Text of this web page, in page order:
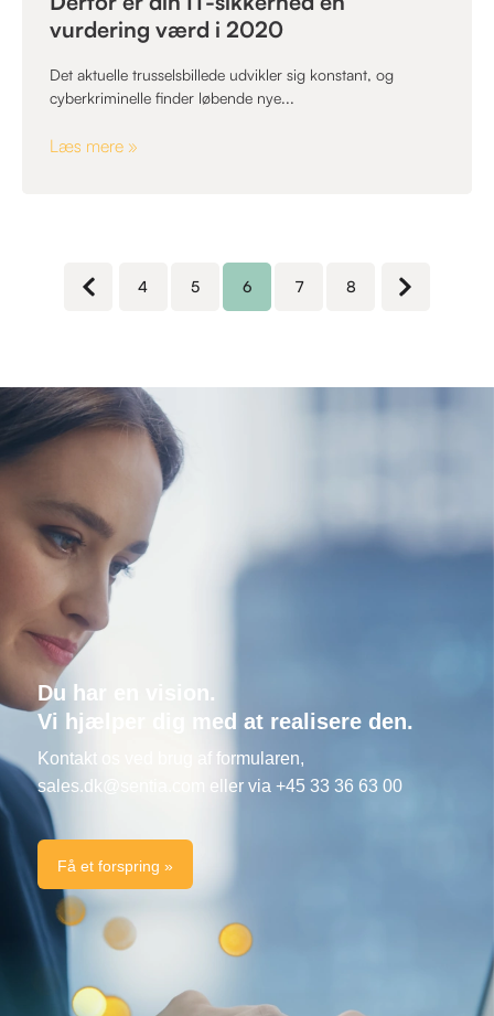
vurdering værd i 2020
Det aktuelle trusselsbillede udvikler sig konstant, og
cyberkriminelle finder løbende nye...
Læs mere »
4 5 6 7 8
Du har en vision.
Vi hjælper dig med at realisere den.
Kontakt os ved brug af formularen,
sales.dk@sentia.com
eller via +45 33 36 63 00
Få et forspring »